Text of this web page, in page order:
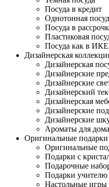
Посуда в кредит
Однотонная
Посуда в
Пластиковая
Посуда как в
Дизайнерская
Дизайнерская
Дизайнерские
Дизайнерские
Дизайнерский
Дизайнерская
Дизайнерские
Дизайнерские
Ароматы для дома
Оригинальные подарки
Оригинальные
Подарки с
Подарочные
Подарки
Настольные игры